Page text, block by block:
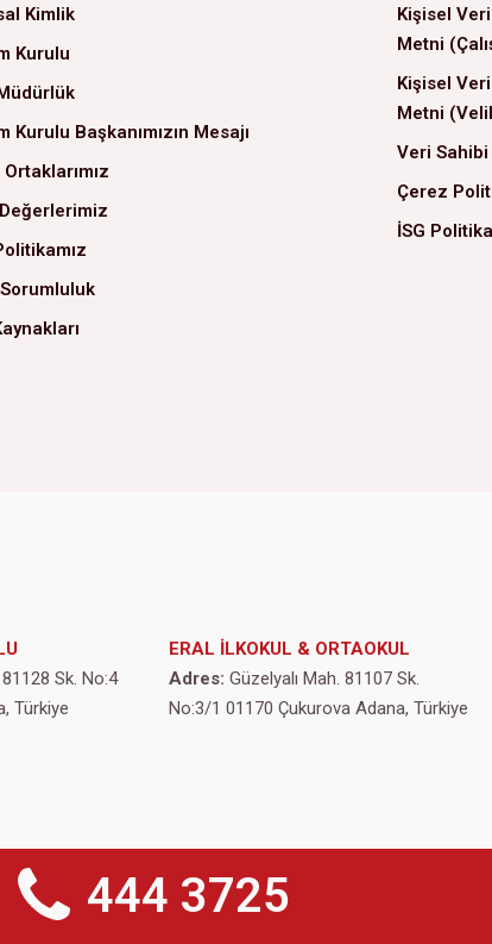
Kimlik
Kurulu
Kurulu Başkanımızın Mesajı
Kişisel
Metni
Kişisel
Metni
Veri
Çerez
İSG
Sk. No:4
Türkiye
ERAL İLKOKUL & ORTAOKUL
Adres: Güzelyalı Mah. 81107 Sk.
No:3/1 01170 Çukurova Adana, Türkiye
444 3725